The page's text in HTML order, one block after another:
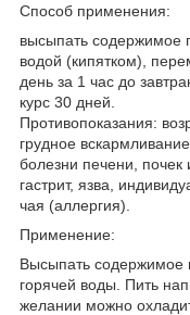
Способ применения:
высыпать содержимое
водой (кипятком),
день за 1 час до
курс 30 дней.
Противопоказания:
грудное
болезни печени, почек
гастрит, язва,
чая (аллергия).
Применение:
Высыпать содержимое
горячей воды. Пить
желании можно